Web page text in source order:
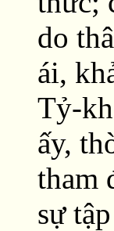
do
ái,
Tỷ-
ấy,
tham
sự